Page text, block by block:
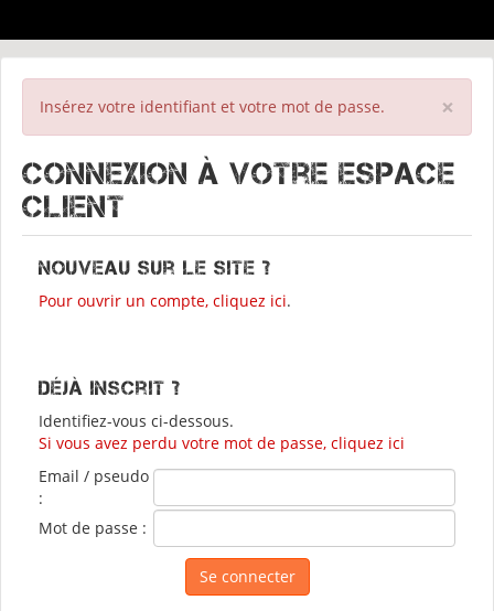
×
Insérez votre identifiant et votre mot de passe.
Connexion à votre espace
client
Nouveau sur le site ?
Pour ouvrir un compte, cliquez ici.
Déjà inscrit ?
Identifiez-vous ci-dessous.
Si vous avez perdu votre mot de passe, cliquez ici
Email / pseudo
:
Mot de passe :